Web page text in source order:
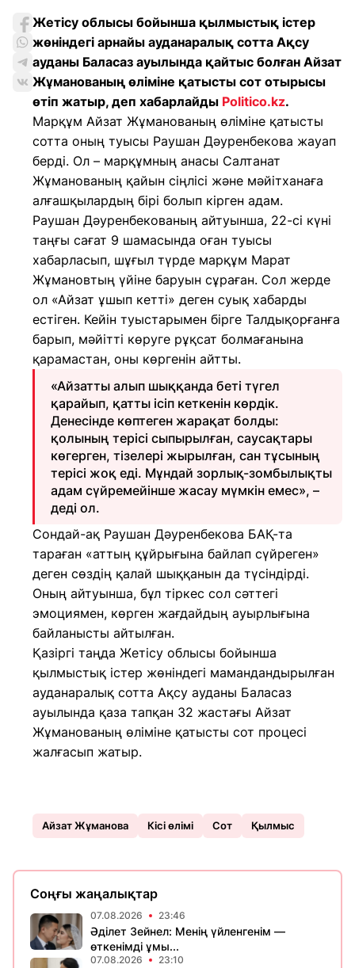
Жетісу облысы бойынша қылмыстық істер
жөніндегі арнайы ауданаралық сотта Ақсу
ауданы Баласаз ауылында қайтыс болған Айзат
Жұманованың өліміне қатысты сот отырысы
өтіп жатыр, деп хабарлайды Politico.kz.
Марқұм Айзат Жұманованың өліміне қатысты
сотта оның туысы Раушан Дәуренбекова жауап
берді. Ол – марқұмның анасы Салтанат
Жұманованың қайын сіңлісі және мәйітханаға
алғашқылардың бірі болып кірген адам.
Раушан Дәуренбекованың айтуынша, 22-сі күні
таңғы сағат 9 шамасында оған туысы
хабарласып, шұғыл түрде марқұм Марат
Жұмановтың үйіне баруын сұраған. Сол жерде
ол «Айзат ұшып кетті» деген суық хабарды
естіген. Кейін туыстарымен бірге Талдықорғанға
барып, мәйітті көруге рұқсат болмағанына
қарамастан, оны көргенін айтты.
«Айзатты алып шыққанда беті түгел
қарайып, қатты ісіп кеткенін көрдік.
Денесінде көптеген жарақат болды:
қолының терісі сыпырылған, саусақтары
көгерген, тізелері жырылған, сан тұсының
терісі жоқ еді. Мұндай зорлық-зомбылықты
адам сүйремейінше жасау мүмкін емес», –
деді ол.
Сондай-ақ Раушан Дәуренбекова БАҚ-та
тараған «аттың құйрығына байлап сүйреген»
деген сөздің қалай шыққанын да түсіндірді.
Оның айтуынша, бұл тіркес сол сәттегі
эмоциямен, көрген жағдайдың ауырлығына
байланысты айтылған.
Қазіргі таңда Жетісу облысы бойынша
қылмыстық істер жөніндегі мамандандырылған
ауданаралық сотта Ақсу ауданы Баласаз
ауылында қаза тапқан 32 жастағы Айзат
Жұманованың өліміне қатысты сот процесі
жалғасып жатыр.
Айзат Жұманова Кісі өлімі Сот Қылмыс
Соңғы жаңалықтар
07.08.2026 23:46
Әділет Зейнел: Менің үйленгенім —
өткенімді ұмы...
07.08.2026 23:10